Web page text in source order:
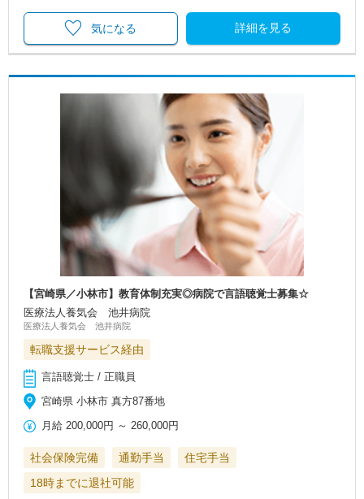
詳細を見る
気になる
【宮崎県／小林市】教育体制充実◎病院で言語聴覚士募集☆
医療法人養気会 池井病院
医療法人養気会 池井病院
転職支援サービス経由
言語聴覚士 / 正職員
宮崎県 小林市 真方87番地
月給 200,000円 ～260,000円
社会保険完備 通勤手当
住宅手当
18時までに退社可能